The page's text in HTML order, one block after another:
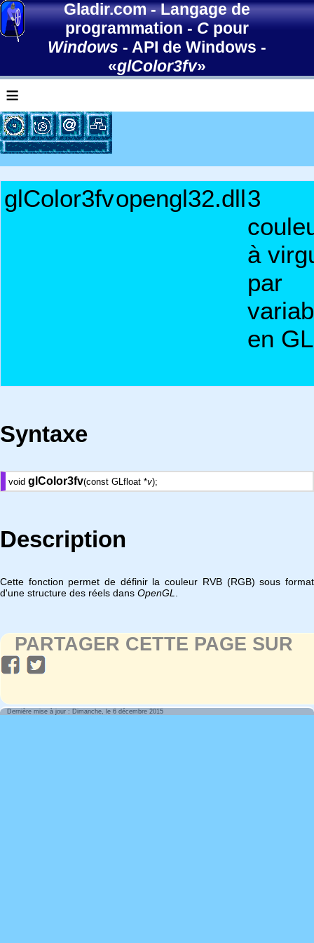
Gladir.com-Langage de
programmation-Cpour
Windows - API de Windows -
«glColor3fv»
≡
glColor3fvopengl32.dll3
à
par
en GL
Syntaxe
void glColor3fv(const GLfloat *v);
Description
Cette fonction permet de définir la couleur RVB (RGB) sous format
d'une structure des réels dans OpenGL
PARTAGER CETTE PAGE SUR
Dernière mise à jour : Dimanche, le 6 décembre 2015